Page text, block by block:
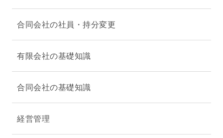
合同会社の社員・持分変更
有限会社の基礎知識
合同会社の基礎知識
経営管理